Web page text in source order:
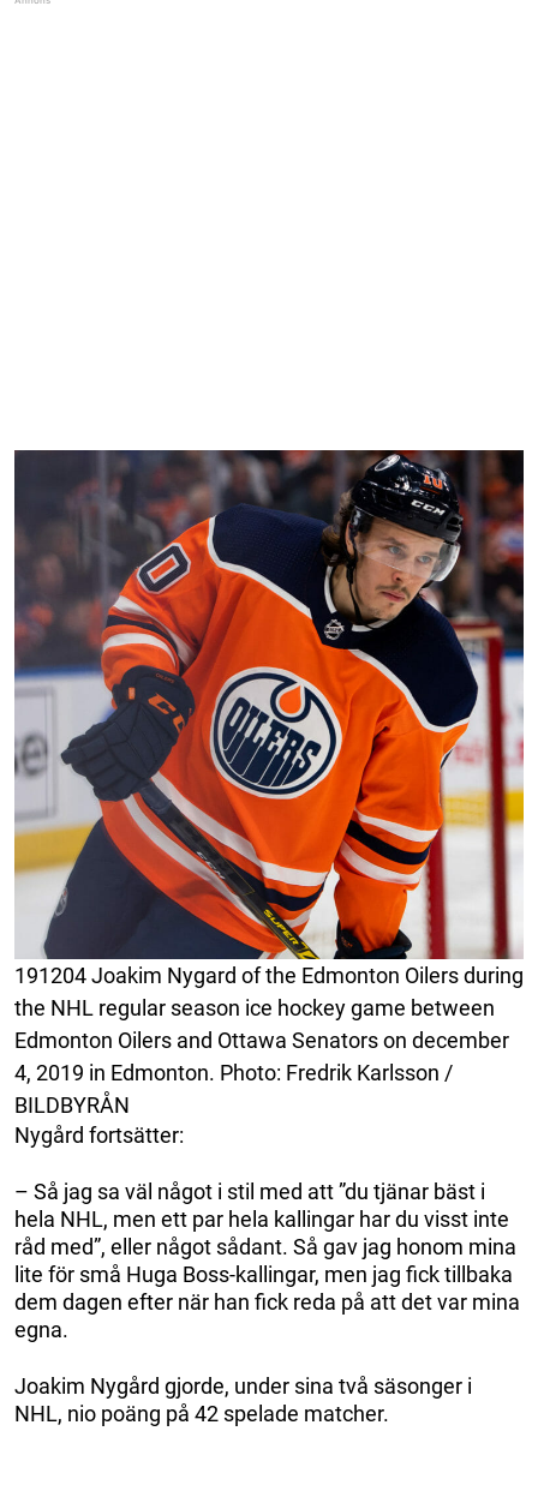
191204 Joakim Nygard of the Edmonton Oilers during
the NHL regular season ice hockey game between
Edmonton Oilers and Ottawa Senators on december
4, 2019 in Edmonton. Photo: Fredrik Karlsson /
BILDBYRÅN
Nygård fortsätter:
– Så jag sa väl något i stil med att ”du tjänar bäst i
hela NHL, men ett par hela kallingar har du visst inte
råd med”, eller något sådant. Så gav jag honom mina
lite för små Huga Boss-kallingar, men jag fick tillbaka
dem dagen efter när han fick reda på att det var mina
egna.
Joakim Nygård gjorde, under sina två säsonger i
NHL, nio poäng på 42 spelade matcher.